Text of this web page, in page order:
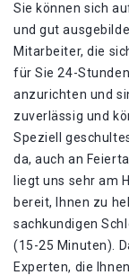
Sie können sich
und gut
Mitarbeiter, die
für Sie 24-
anzurichten und
zuverlässig und
Speziell
da, auch an
liegt uns sehr am
bereit, Ihnen zu
sachkundigen
(15-25 Minuten).
Experten, die